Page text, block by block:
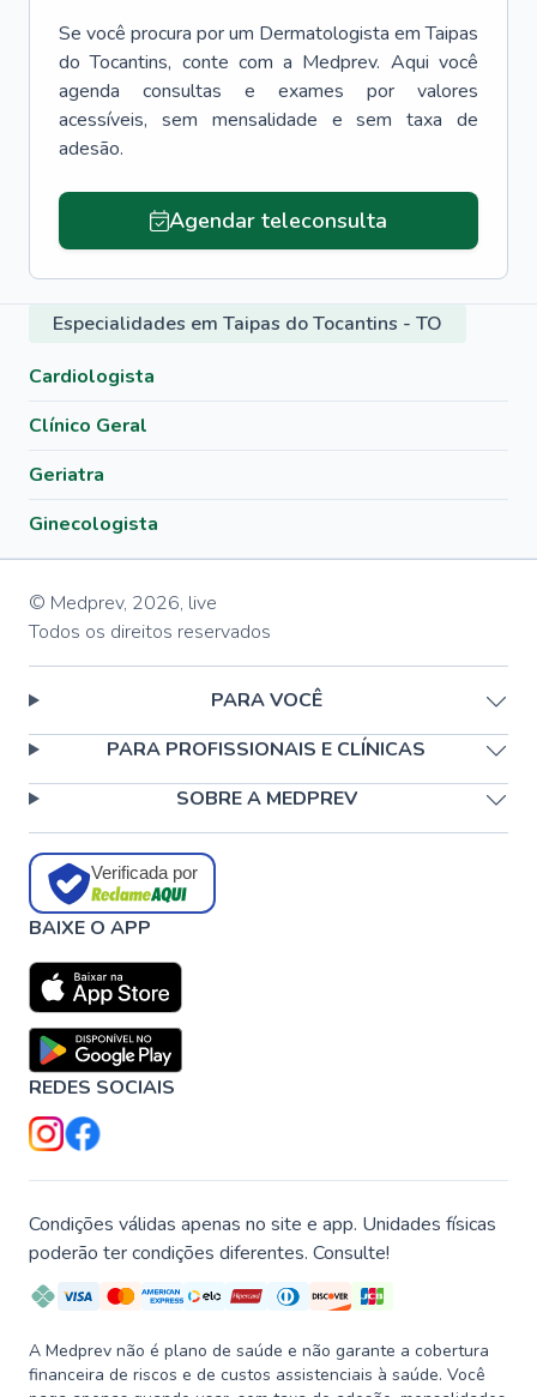
Se você procura por um Dermatologista em Taipas
do Tocantins, conte com a Medprev. Aqui você
agenda consultas e exames por valores
acessíveis, sem mensalidade e sem taxa de
adesão.
Agendar teleconsulta
Especialidades em Taipas do Tocantins - TO
Cardiologista
Clínico Geral
Geriatra
Ginecologista
© Medprev, 2026, live
Todos os direitos reservados
PARA VOCÊ
PARA PROFISSIONAIS E CLÍNICAS
SOBRE A MEDPREV
Verificada por
BAIXE O APP
REDES SOCIAIS
Condições válidas apenas no site e app. Unidades físicas
poderão ter condições diferentes. Consulte!
A Medprev não é plano de saúde e não garante a cobertura
financeira de riscos e de custos assistenciais à saúde. Você